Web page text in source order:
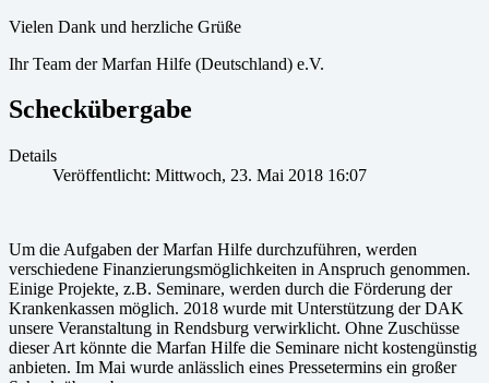
Vielen Dank und herzliche Grüße
Ihr Team der Marfan Hilfe (Deutschland) e.V.
Scheckübergabe
Details
Veröffentlicht: Mittwoch, 23. Mai 2018 16:07
Um die Aufgaben der Marfan Hilfe durchzuführen, werden
verschiedene Finanzierungsmöglichkeiten in Anspruch genommen.
Einige Projekte, z.B. Seminare, werden durch die Förderung der
Krankenkassen möglich. 2018 wurde mit Unterstützung der DAK
unsere Veranstaltung in Rendsburg verwirklicht. Ohne Zuschüsse
dieser Art könnte die Marfan Hilfe die Seminare nicht kostengünstig
anbieten. Im Mai wurde anlässlich eines Pressetermins ein großer